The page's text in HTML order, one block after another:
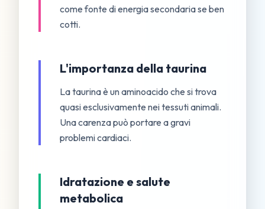
come fonte di energia secondaria se ben
cotti.
L'importanza della taurina
La taurina è un aminoacido che si trova
quasi esclusivamente nei tessuti animali.
Una carenza può portare a gravi
problemi cardiaci.
Idratazione e salute
metabolica